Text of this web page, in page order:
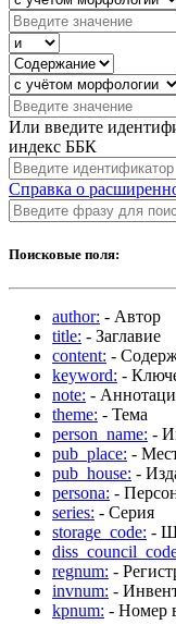
Или введите
индекс ББК
Справка о
Поисковые поля:
author: - Автор
title: - Заглавие
content: -
keyword: -
note: -
theme: - Тема
person_name: -
pub_place: -
pub_house: -
persona: -
series: - Серия
storage_code: -
regnum: -
invnum: -
kpnum: - Номер